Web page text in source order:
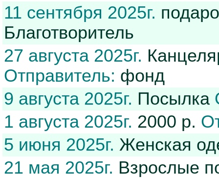
11 сентября 2025г.
Благотворитель
27 августа 2025г.
Отправитель: фонд
9 августа 2025г. Посылка
1 августа 2025г. 2000 р.
5 июня 2025г. Женская
21 мая 2025г. Взрослые